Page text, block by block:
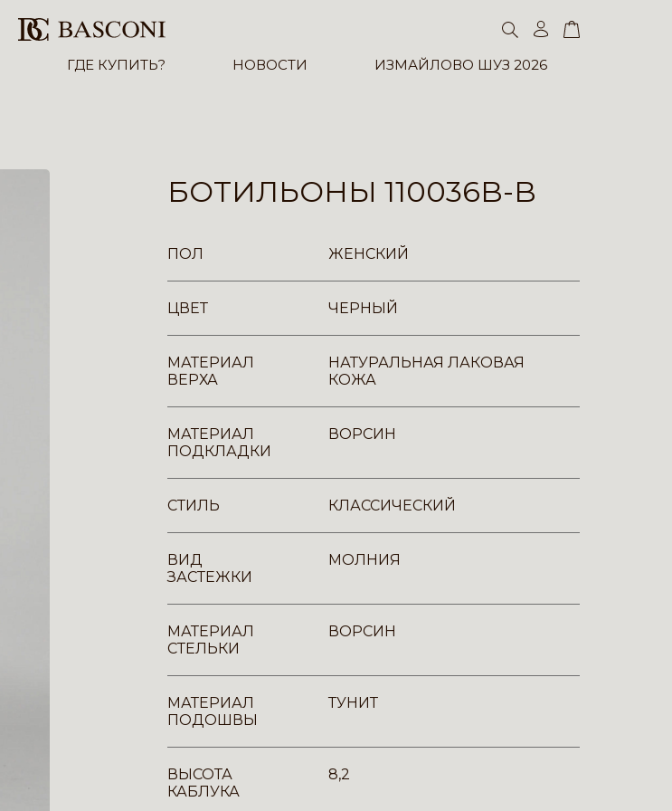
ГДЕ КУПИТЬ? НОВОСТИ ИЗМАЙЛОВО ШУЗ 2026
БОТИЛЬОНЫ 110036B-B
ПОЛ ЖЕНСКИЙ
ЦВЕТ ЧЕРНЫЙ
МАТЕРИАЛ
ВЕРХА
НАТУРАЛЬНАЯ ЛАКОВАЯ
КОЖА
МАТЕРИАЛ
ПОДКЛАДКИ
ВОРСИН
СТИЛЬ КЛАССИЧЕСКИЙ
ВИД
ЗАСТЕЖКИ
МОЛНИЯ
МАТЕРИАЛ
СТЕЛЬКИ
ВОРСИН
МАТЕРИАЛ
ПОДОШВЫ
ТУНИТ
ВЫСОТА
КАБЛУКА
8,2